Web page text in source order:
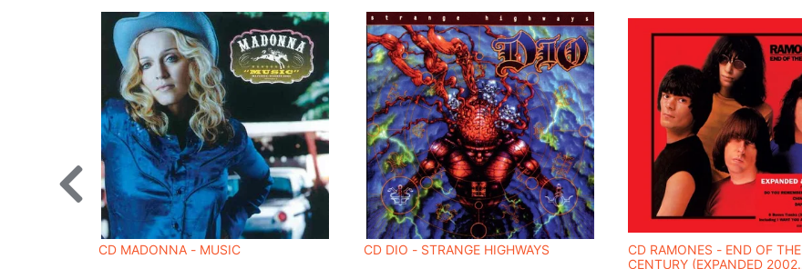
CD MADONNA - MUSIC CD DIO - STRANGE HIGHWAYS
CD RAMONES - END OF THE
CENTURY (EXPANDED 2002